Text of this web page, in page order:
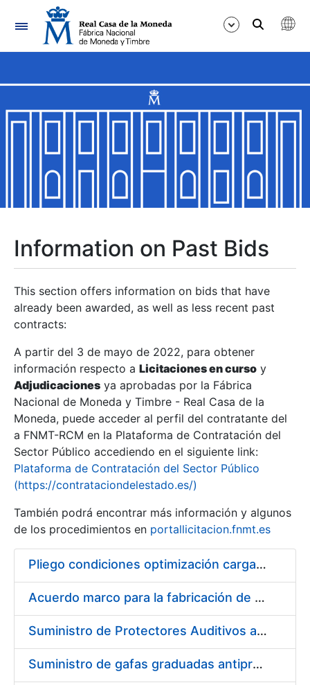
Navigation
Show/Hide
Show/Hide
Show/Hide
Show/Hide
Show/Hide
Show/Hide
Information on Past Bids
This section offers information on bids that have
already been awarded, as well as less recent past
contracts:
A partir del 3 de mayo de 2022, para obtener
información respecto a Licitaciones en curso y
Adjudicaciones ya aprobadas por la Fábrica
Nacional de Moneda y Timbre - Real Casa de la
Moneda, puede acceder al perfil del contratante del
a FNMT-RCM en la Plataforma de Contratación del
Sector Público accediendo en el siguiente link:
Plataforma de Contratación del Sector Público
(https://contrataciondelestado.es/)
También podrá encontrar más información y algunos
de los procedimientos en portallicitacion.fnmt.es
Pliego condiciones optimización cargas compras firmado
Acuerdo marco para la fabricación de piezas
Suministro de Protectores Auditivos a medida para las personas trabajadoras de los Centros de Trabajo de Madrid y Burgos
Suministro de gafas graduadas antiproyecciones para los trabajadores de la FNMT-RCM en los centros de trabajo de Madrid y Burgos